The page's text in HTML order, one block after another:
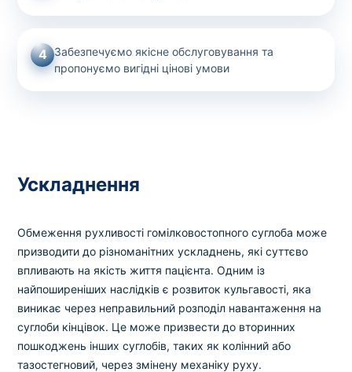
4 Забезпечуємо якісне обслуговування та
пропонуємо вигідні цінові умови
Ускладнення
Обмеження рухливості гомілковостопного суглоба може
призводити до різноманітних ускладнень, які суттєво
впливають на якість життя пацієнта. Одним із
найпоширеніших наслідків є розвиток кульгавості, яка
виникає через неправильний розподіл навантаження на
суглоби кінцівок. Це може призвести до вторинних
пошкоджень інших суглобів, таких як колінний або
тазостегновий, через змінену механіку руху.